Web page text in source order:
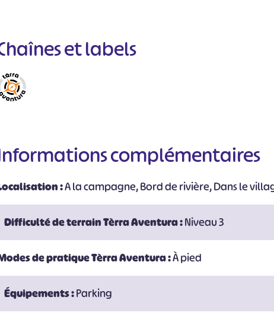
et labels
complémentaires
:A la campagne, Bord de rivière, Dans le
Difficulté de terrain Tèrra Aventura :Niveau 3
de pratique Tèrra Aventura :À pied
Équipements :Parking